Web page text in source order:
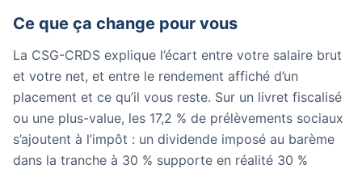
Ce que ça change pour vous
La CSG-CRDS explique l’écart entre votre salaire brut
et votre net, et entre le rendement affiché d’un
placement et ce qu’il vous reste. Sur un livret fiscalisé
ou une plus-value, les 17,2 % de prélèvements sociaux
s’ajoutent à l’impôt : un dividende imposé au barème
dans la tranche à 30 % supporte en réalité 30 %